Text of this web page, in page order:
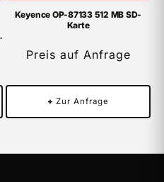
Keyence OP-87133 512 MB SD-
Karte
Preis auf Anfrage
+ Zur Anfrage